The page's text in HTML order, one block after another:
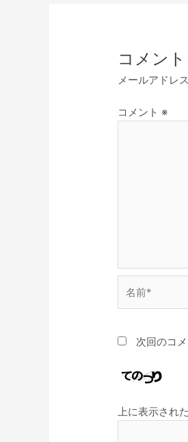
コメン
メールアドレ
コメント ※
前
次回のコ
上に表示され